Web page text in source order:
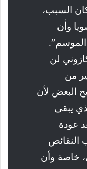
السبب،
وأن
لن
من
البعض لأن
يبقى
عودة
النقائص
خاصة وأن